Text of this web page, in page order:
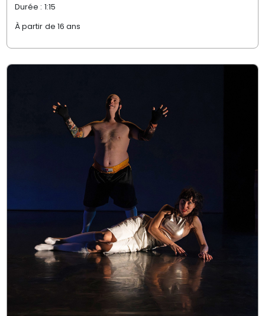
Durée : 1:15
À partir de 16 ans